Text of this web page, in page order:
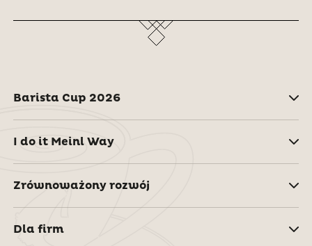
Barista Cup 2026
I do it Meinl Way
Zrównoważony rozwój
Dla firm